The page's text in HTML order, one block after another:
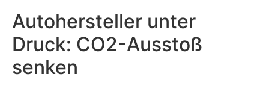
Autohersteller unter
Druck: CO2-Ausstoß
senken